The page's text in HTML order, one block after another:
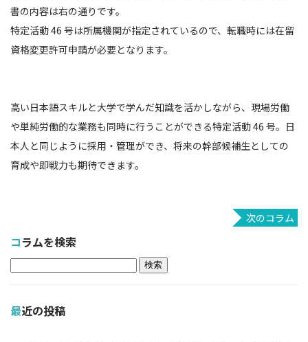
書の内容は右の通りです。
特定活動 46 号は所属機関が指定されているので、転職時には在留
資格変更許可申請が必要となります。
高い日本語スキルと大学で学んだ知識を活かしながら、現場労働
や単純労働的な業務も同時に行うことができる特定活動 46 号。日
本人と同じように採用・管理ができ、将来の幹部候補生としての
育成や即戦力も期待できます。
次のコラム
コラムを検索
検
最近の投稿